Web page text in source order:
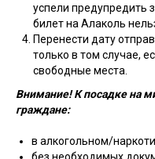
успели предупредить
билет на Алаколь
Перенести дату
только в том случае,
свободные места.
Внимание! К посадке на
граждане:
в алкогольном/
без необходимых